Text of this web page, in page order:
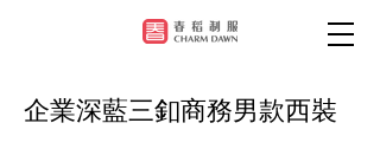
企業深藍三釦商務男款西裝